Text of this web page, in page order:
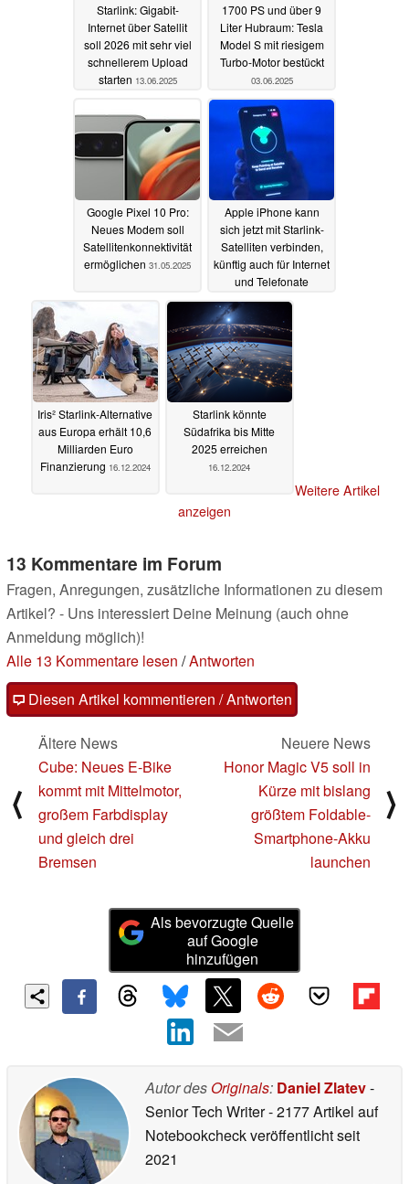
Starlink: Gigabit-
Internet über Satellit
soll 2026 mit sehr viel
schnellerem Upload
starten 13.06.2025
1700 PS und über 9
Liter Hubraum: Tesla
Model S mit riesigem
Turbo-Motor bestückt
03.06.2025
Google Pixel 10 Pro:
Neues Modem soll
Satellitenkonnektivität
ermöglichen 31.05.2025
Apple iPhone kann
sich jetzt mit Starlink-
Satelliten verbinden,
künftig auch für Internet
und Telefonate
29.01.2025
Iris² Starlink-Alternative
aus Europa erhält 10,6
Milliarden Euro
Finanzierung 16.12.2024
Starlink könnte
Südafrika bis Mitte
2025 erreichen
16.12.2024
Weitere Artikel
anzeigen
13 Kommentare im Forum
Fragen, Anregungen, zusätzliche Informationen zu diesem
Artikel? - Uns interessiert Deine Meinung (auch ohne
Anmeldung möglich)!
Alle 13 Kommentare lesen /Antworten
Diesen Artikel kommentieren / Antworten
⟨
Ältere News
Cube: Neues E-Bike
kommt mit Mittelmotor,
großem Farbdisplay
und gleich drei
Bremsen
Neuere News
Honor Magic V5 soll in
Kürze mit bislang
größtem Foldable-
Smartphone-Akku
launchen
⟩
Als bevorzugte Quelle
auf Google
hinzufügen
Autor des Originals: Daniel Zlatev-
Senior Tech Writer- 2177 Artikel auf
Notebookcheck veröffentlichtseit
2021